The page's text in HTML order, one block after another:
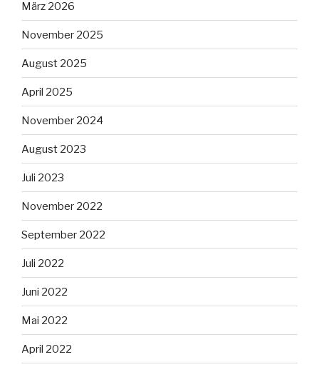
März 2026
November 2025
August 2025
April 2025
November 2024
August 2023
Juli 2023
November 2022
September 2022
Juli 2022
Juni 2022
Mai 2022
April 2022